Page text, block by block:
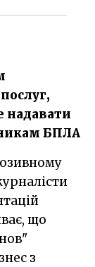
надавати
БПЛА
що
з